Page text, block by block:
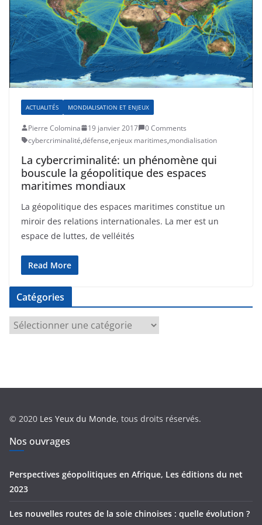
ACTUALITÉS MONDIALISATION ET ENJEUX
Pierre Colomina 19 janvier 2017
0 Comments
cybercriminalité,défense,enjeux maritimes,mondialisation
La cybercriminalité: un phénomène qui
bouscule la géopolitique des espaces
maritimes mondiaux
La géopolitique des espaces maritimes constitue un
miroir des relations internationales. La mer est un
espace de luttes, de velléités
Read More
Catégories
a
e
s
© 2020 Les Yeux du Monde, tous droits réservés.
Nos ouvrages
Perspectives géopolitiques en Afrique, Les éditions du net
2023
Les nouvelles routes de la soie chinoises : quelle évolution ?